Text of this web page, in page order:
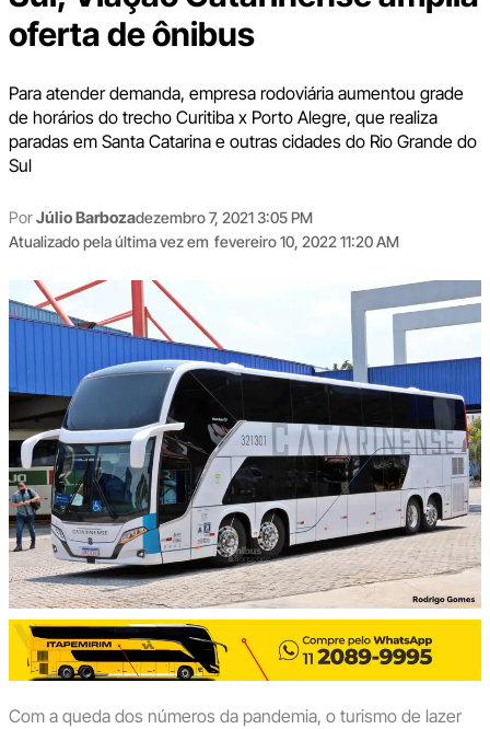
oferta de ônibus
Para atender demanda, empresa rodoviária aumentou grade
de horários do trecho Curitiba x Porto Alegre, que realiza
paradas em Santa Catarina e outras cidades do Rio Grande do
Sul
PorJúlio Barbozadezembro 7, 2021 3:05 PM
Atualizado pela última vez em fevereiro 10, 2022 11:20 AM
Com a queda dos números da pandemia, o turismo de lazer